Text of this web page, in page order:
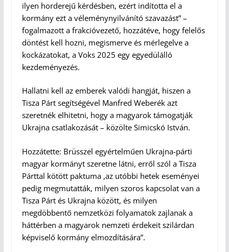
ilyen horderejű kérdésben, ezért indította el a
kormány ezt a véleménynyilvánító szavazást” –
fogalmazott a frakcióvezető, hozzátéve, hogy felelős
döntést kell hozni, megismerve és mérlegelve a
kockázatokat, a Voks 2025 egy egyedülálló
kezdeményezés.
Hallatni kell az emberek valódi hangját, hiszen a
Tisza Párt segítségével Manfred Weberék azt
szeretnék elhitetni, hogy a magyarok támogatják
Ukrajna csatlakozását – közölte Simicskó István.
Hozzátette: Brüsszel egyértelműen Ukrajna-párti
magyar kormányt szeretne látni, erről szól a Tisza
Párttal kötött paktuma ,az utóbbi hetek eseményei
pedig megmutatták, milyen szoros kapcsolat van a
Tisza Párt és Ukrajna között, és milyen
megdöbbentő nemzetközi folyamatok zajlanak a
háttérben a magyarok nemzeti érdekeit szilárdan
képviselő kormány elmozdítására”.